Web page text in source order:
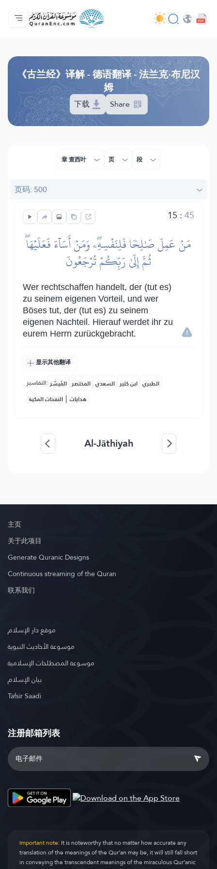
主页
译解目录
Audio
开发者服务 - API
关于此项目
联系我们
语言
《古兰经》译解 - 德语翻译 - 法兰克·布尼汉
姆
下载 Share
章 查西叶 页 段
页码: 500
15 :45
مَنۡ عَمِلَ صَٰلِحٗا فَلِنَفۡسِهِۦۖ وَمَنۡ أَسَآءَ فَعَلَيۡهَاۖ
ثُمَّ إِلَىٰ رَبِّكُمۡ تُرۡجَعُونَ
Wer rechtschaffen handelt, der (tut es)
zu seinem eigenen Vorteil, und wer
Böses tut, der (tut es) zu seinem
eigenen Nachteil. Hierauf werdet ihr zu
eurem Herrn zurückgebracht.
显示其他翻译
التفاسير: المُيسَّر المختصر السعدي ابن كثير الطبري
النفحات المكية | هدايات
Al-Jāthiyah
主页
关于此项目
Generate Quranic Designs
Continuous streaming of the Quran
联系我们
موقع دار الإسلام
موسوعة الأحاديث النبوية
موسوعة المصطلحات الإسلامية
بيان الإسلام
Tafsir Saadi
注册邮箱列表
Important note:It is noteworthy that no matter how accurate any
translation of the meanings of the Qur’an may be, it will still fall short
in conveying the transcendent meanings of the miraculous Qur’anic